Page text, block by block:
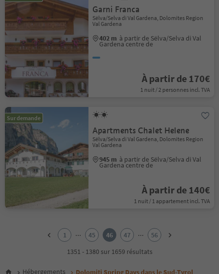
Garni Franca
Sëlva/Selva di Val Gardena, Dolomites Region
Val Gardena
402 m à partir de Sëlva/Selva di Val
Gardena centre de
À partir de 170€
1 nuit / 2 personnes incl. TVA
Sur demande
Apartments Chalet Helene
Sëlva/Selva di Val Gardena, Dolomites Region
Val Gardena
945 m à partir de Sëlva/Selva di Val
Gardena centre de
À partir de 140€
1 nuit / 1 appartement incl. TVA
6
1 ... 45 46 47 ...
56
1351 - 1380 sur 1659 résultats
Hébergements Dolomiti Spring Days dans le Sud-Tyrol